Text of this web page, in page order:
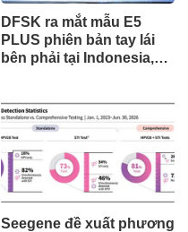
DFSK ra mắt mẫu E5
PLUS phiên bản tay lái
bên phải tại Indonesia,
toàn cầu
Seegene đề xuất phương